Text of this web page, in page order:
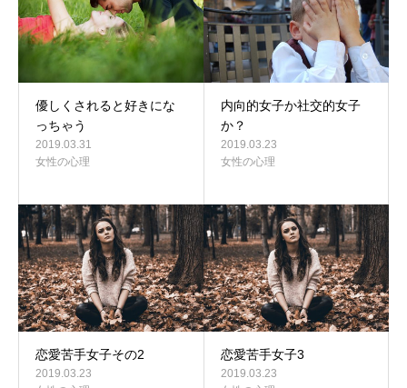
優しくされると好きにな
っちゃう
2019.03.31
女性の心理
内向的女子か社交的女子
か？
2019.03.23
女性の心理
恋愛苦手女子その2
2019.03.23
恋愛苦手女子3
2019.03.23